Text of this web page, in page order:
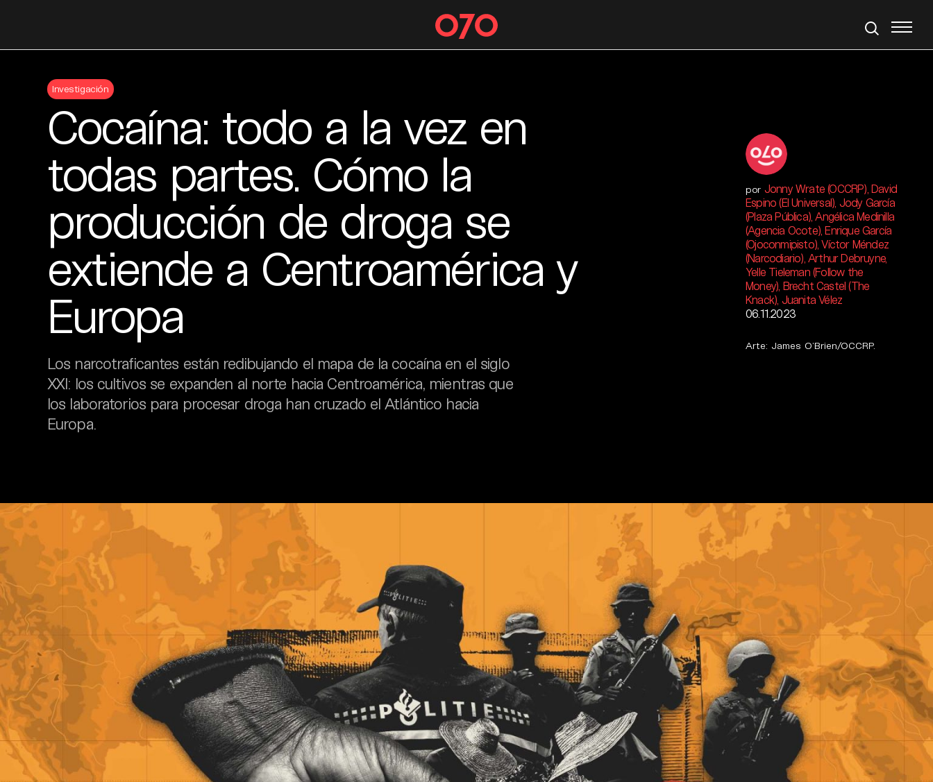
Investigación
Cocaína: todo a la vez en
todas partes. Cómo la
producción de droga se
extiende a Centroamérica y
Europa
Los narcotraficantes están redibujando el mapa de la cocaína en el siglo
XXI: los cultivos se expanden al norte hacia Centroamérica, mientras que
los laboratorios para procesar droga han cruzado el Atlántico hacia
Europa.
por Jonny Wrate (OCCRP), David
Espino (El Universal), Jody García
(Plaza Pública), Angélica Medinilla
(Agencia Ocote), Enrique García
(Ojoconmipisto), Víctor Méndez
(Narcodiario), Arthur Debruyne,
Yelle Tieleman (Follow the
Money), Brecht Castel (The
Knack), Juanita Vélez
06.11.2023
Arte: James O’Brien/OCCRP.